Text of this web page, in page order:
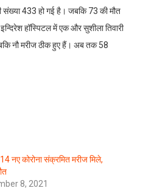
433 हो गई है। जबकि 73 की मौत
हॉस्पिटल में एक और सुशीला तिवारी
नौ मरीज ठीक हुए हैं। अब तक 58
नए कोरोना संक्रमित मरीज मिले,
8, 2021